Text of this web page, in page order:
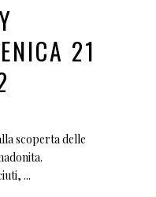
21
scoperta delle